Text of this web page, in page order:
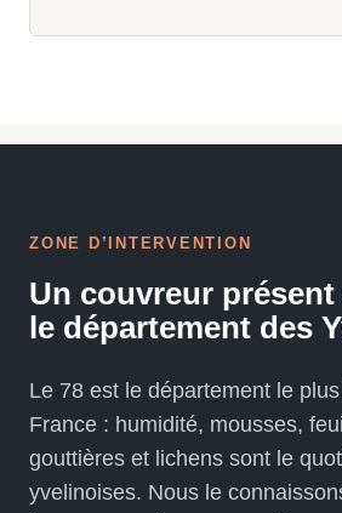
ZONE D’INTERVENTION
Un couvreur
le département des
Le 78 est le département le
France : humidité, mousses,
gouttières et lichens sont le
yvelinoises. Nous le